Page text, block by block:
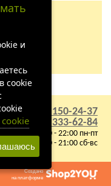
+7 (495) 150-24-37
8 (800) 333-62-84
9:00 - 22:00 пн-пт
10:00 - 21:00 сб-вс
Создано
на платформе
и
cookie